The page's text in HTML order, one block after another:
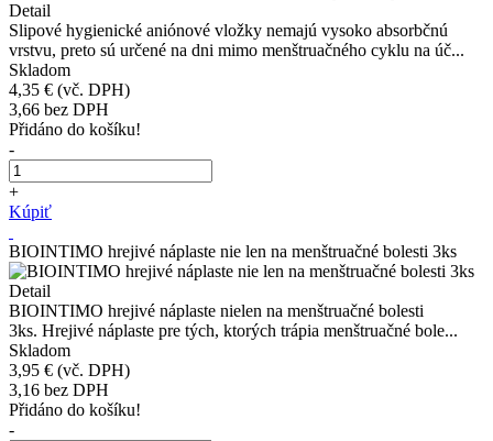
Detail
Slipové hygienické aniónové vložky nemajú vysoko absorbčnú
vrstvu, preto sú určené na dni mimo menštruačného cyklu na úč...
Skladom
4,35 € (vč. DPH)
3,66 bez DPH
Přidáno do košíku!
-
+
Kúpiť
BIOINTIMO hrejivé náplaste nie len na menštruačné bolesti 3ks
Detail
BIOINTIMO hrejivé náplaste nielen na menštruačné bolesti
3ks. Hrejivé náplaste pre tých, ktorých trápia menštruačné bole...
Skladom
3,95 € (vč. DPH)
3,16 bez DPH
Přidáno do košíku!
-